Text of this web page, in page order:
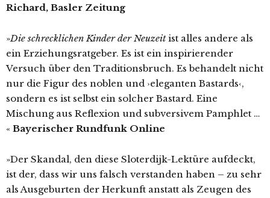
Richard, Basler Zeitung
»Die schrecklichen Kinder der Neuzeitist alles andere als
ein Erziehungsratgeber. Es ist ein inspirierender
Versuch über den Traditionsbruch. Es behandelt nicht
nur die Figur des noblen und ›eleganten Bastards‹,
sondern es ist selbst ein solcher Bastard. Eine
Mischung aus Reflexion und subversivem Pamphlet …
« Bayerischer Rundfunk Online
»Der Skandal, den diese Sloterdijk-Lektüre aufdeckt,
ist der, dass wir uns falsch verstanden haben – zu sehr
als Ausgeburten der Herkunft anstatt als Zeugen des